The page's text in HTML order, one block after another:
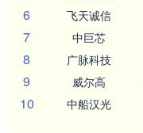
6 飞天诚信
7 中巨芯
8 广脉科技
9 威尔高
10 中船汉光